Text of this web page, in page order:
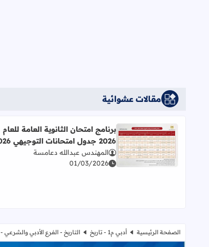
مقالات عشوائية
اقرأ المزيد عن برنامج امتحان الثانوية العامة للعام 2026 جدول امتحانات التوجيهي 2026
برنامج امتحان الثانوية العامة للعام
2026 جدول امتحانات التوجيهي 2026
المهندس عبدالله دعامسة
01/03/2026
الصفحة الرئيسية أدبي م1 - تاريخ التاريخ - الفرع الأدبي والشرعي